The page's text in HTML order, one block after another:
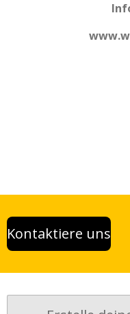
Kontaktiere uns